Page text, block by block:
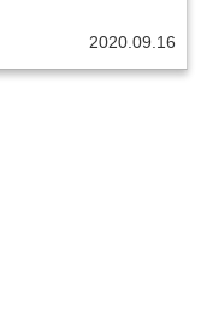
2020.09.16